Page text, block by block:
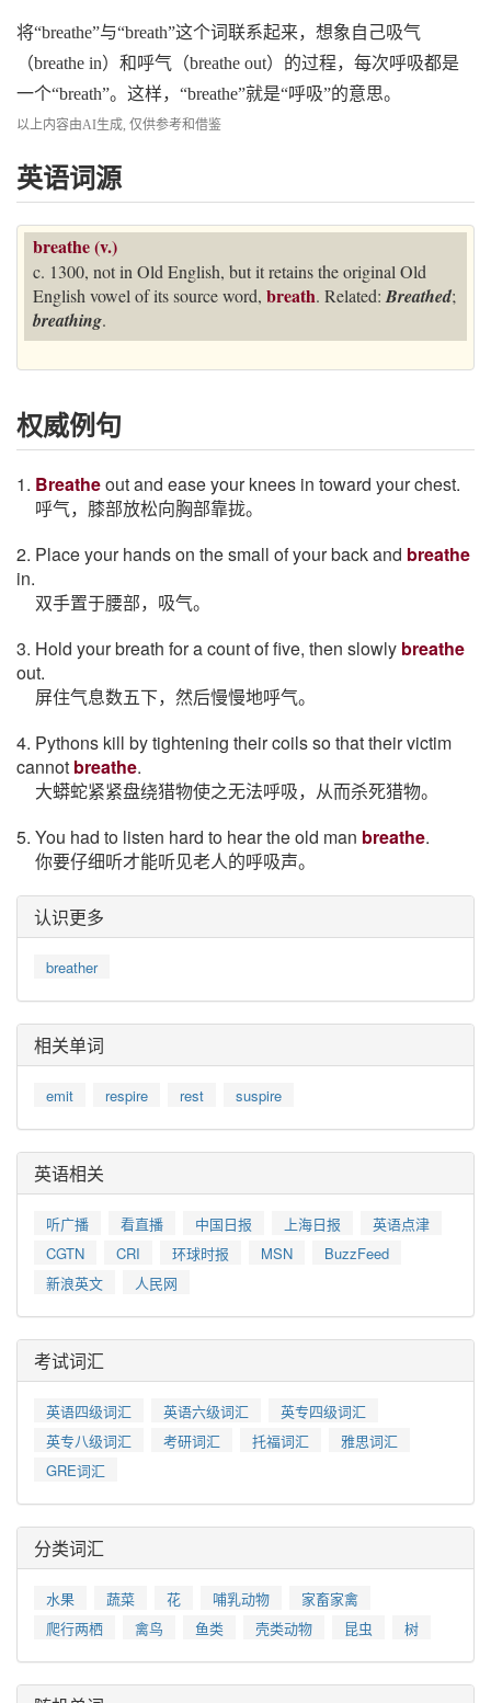
将“breathe”与“breath”这个词联系起来，想象自己吸气
（breathe in）和呼气（breathe out）的过程，每次呼吸都是
一个“breath”。这样，“breathe”就是“呼吸”的意思。
以上内容由AI生成, 仅供参考和借鉴
英语词源
breathe (v.)
c. 1300, not in Old English, but it retains the original Old
English vowel of its source word, breath. Related: Breathed;
breathing.
权威例句
1. Breatheout and ease your knees in toward your chest.
呼气，膝部放松向胸部靠拢。
2. Place your hands on the small of your back and breathe
in.
双手置于腰部，吸气。
3. Hold your breath for a count of five, then slowly breathe
out.
屏住气息数五下，然后慢慢地呼气。
4. Pythons kill by tightening their coils so that their victim
cannot breathe.
大蟒蛇紧紧盘绕猎物使之无法呼吸，从而杀死猎物。
5. You had to listen hard to hear the old man breathe.
你要仔细听才能听见老人的呼吸声。
认识更多
breather
相关单词
emit respire rest suspire
英语相关
听广播 看直播 中国日报 上海日报
英语点津
CGTN
CRI 环球时报 MSN
BuzzFeed
新浪英文
人民网
考试词汇
英语四级词汇 英语六级词汇
英专四级词汇
英专八级词汇
考研词汇 托福词汇
雅思词汇
GRE词汇
分类词汇
水果 蔬菜 花 哺乳动物
家畜家禽
爬行两栖
禽鸟 鱼类 壳类动物 昆虫 树